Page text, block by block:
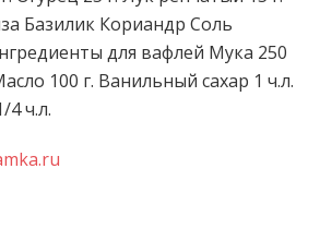
Базилик Кориандр Соль
для вафлей Мука 250
100 г. Ванильный сахар 1 ч.л.
ч.л.